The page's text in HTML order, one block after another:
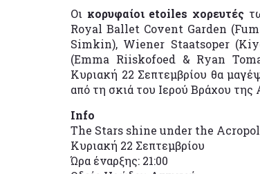
Οι κορυφαίοι etoiles χορευτές
Royal Ballet Covent Garden
Simkin), Wiener Staatsoper
(Emma Riiskofoed & Ryan
Κυριακή 22 Σεπτεμβρίου θα
από τη σκιά του Ιερού Βράχου της
Info
The Stars shine under the
Κυριακή 22 Σεπτεμβρίου
Ώρα έναρξης: 21:00